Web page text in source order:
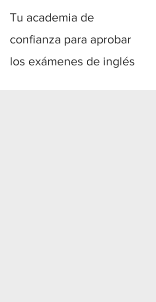
Tu academia de
confianza para aprobar
los exámenes de inglés